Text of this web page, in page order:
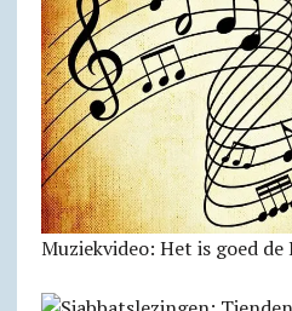
Muziekvideo: Het is goed